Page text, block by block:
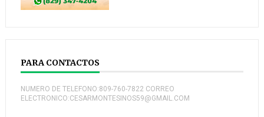
PARA CONTACTOS
NUMERO DE TELEFONO:809-760-7822 CORREO
ELECTRONICO:CESARMONTESINOS59@GMAIL.COM